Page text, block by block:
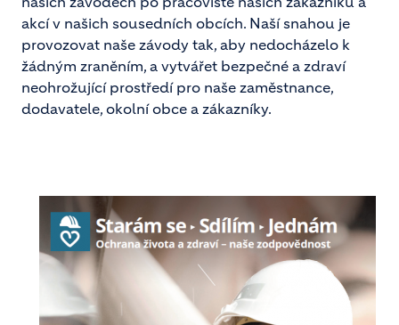
akcí v našich sousedních obcích. Naší snahou je
provozovat naše závody tak, aby nedocházelo k
žádným zraněním, a vytvářet bezpečné a zdraví
neohrožující prostředí pro naše zaměstnance,
dodavatele, okolní obce a zákazníky.